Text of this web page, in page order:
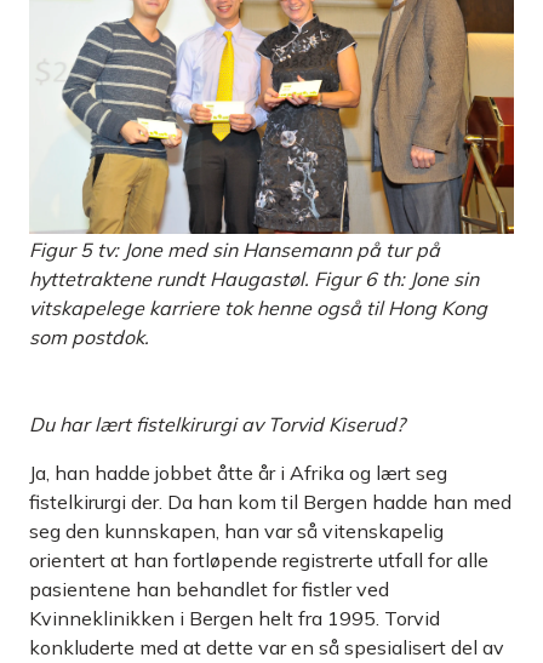
Figur 5 tv: Jone med sin Hansemann på tur på
hyttetraktene rundt Haugastøl. Figur 6 th: Jone sin
vitskapelege karriere tok henne også til Hong Kong
som postdok.
Du har lært fistelkirurgi av Torvid Kiserud?
Ja, han hadde jobbet åtte år i Afrika og lært seg
fistelkirurgi der. Da han kom til Bergen hadde han med
seg den kunnskapen, han var så vitenskapelig
orientert at han fortløpende registrerte utfall for alle
pasientene han behandlet for fistler ved
Kvinneklinikken i Bergen helt fra 1995. Torvid
konkluderte med at dette var en så spesialisert del av